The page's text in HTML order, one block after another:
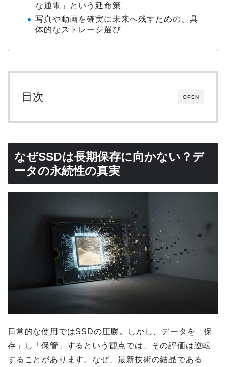
な通電」という延命策
写真や動画を確実に未来へ残すための、具
体的なストレージ選び
OPEN
目次
なぜSSDは長期保存に向かない？デ
ータの永続性の真実
日常的な使用ではSSDの圧勝。しかし、データを「保
存」し「保管」するという観点では、その評価は逆転
することがあります。なぜ、最新技術の結晶である